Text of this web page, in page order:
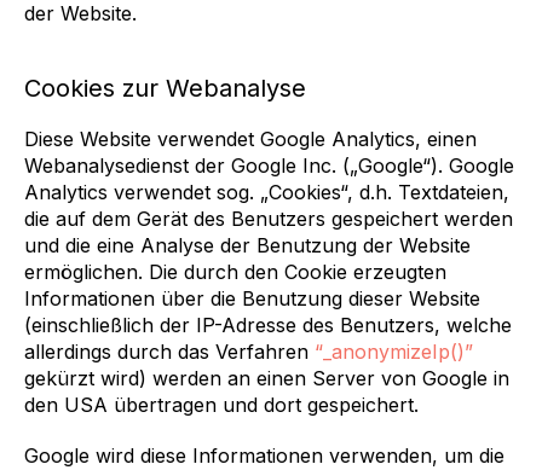
der Website.
Cookies zur Webanalyse
Diese Website verwendet Google Analytics, einen
Webanalysedienst der Google Inc. („Google“). Google
Analytics verwendet sog. „Cookies“, d.h. Textdateien,
die auf dem Gerät des Benutzers gespeichert werden
und die eine Analyse der Benutzung der Website
ermöglichen. Die durch den Cookie erzeugten
Informationen über die Benutzung dieser Website
(einschließlich der IP-Adresse des Benutzers, welche
allerdings durch das Verfahren “_anonymizeIp()”
gekürzt wird) werden an einen Server von Google in
den USA übertragen und dort gespeichert.
Google wird diese Informationen verwenden, um die